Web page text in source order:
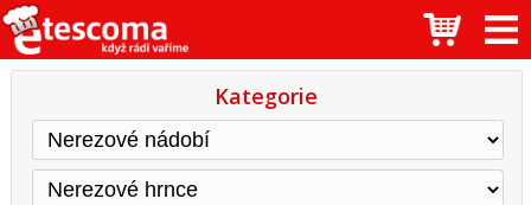
Kategorie